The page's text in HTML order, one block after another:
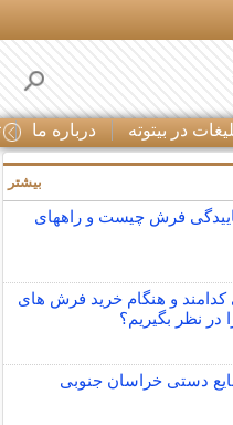
در بیتوته درباره ما
فرش چیست و راههای
و هنگام خرید فرش های
در نظر بگیریم؟
دستی خراسان جنوبی
بیشتر